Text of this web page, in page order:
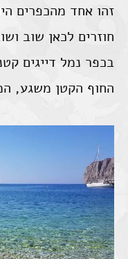
זהו אחד מהכפרים
חוזרים לכאן שוב
בכפר נמל דייגים
החוף הקטן משגע,